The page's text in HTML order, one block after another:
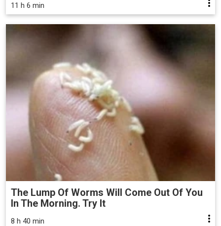
11 h 6 min
The Lump Of Worms Will Come Out Of You
In The Morning. Try It
8 h 40 min